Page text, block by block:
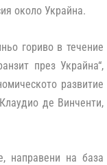
около Украйна.
гориво в течение
през Украйна“,
развитие
де Винченти,
направени на база